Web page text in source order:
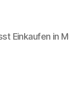
Einkaufen in